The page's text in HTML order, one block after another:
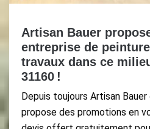
Artisan Bauer
entreprise de
travaux dans ce
31160 !
Depuis toujours Artisan
propose des promotions en